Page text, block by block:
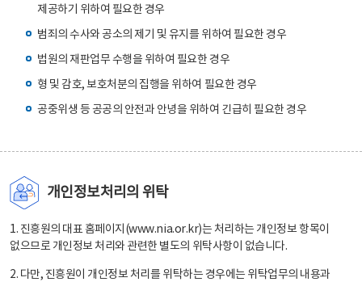
제공하기 위하여 필요한 경우
범죄의 수사와 공소의 제기 및 유지를 위하여 필요한 경우
법원의 재판업무 수행을 위하여 필요한 경우
형 및 감호, 보호처분의 집행을 위하여 필요한 경우
공중위생 등 공공의 안전과 안녕을 위하여 긴급히 필요한 경우
개인정보처리의 위탁
1. 진흥원의 대표 홈페이지(www.nia.or.kr)는 처리하는 개인정보 항목이
없으므로 개인정보 처리와 관련한 별도의 위탁사항이 없습니다.
2. 다만, 진흥원이 개인정보 처리를 위탁하는 경우에는 위탁업무의 내용과